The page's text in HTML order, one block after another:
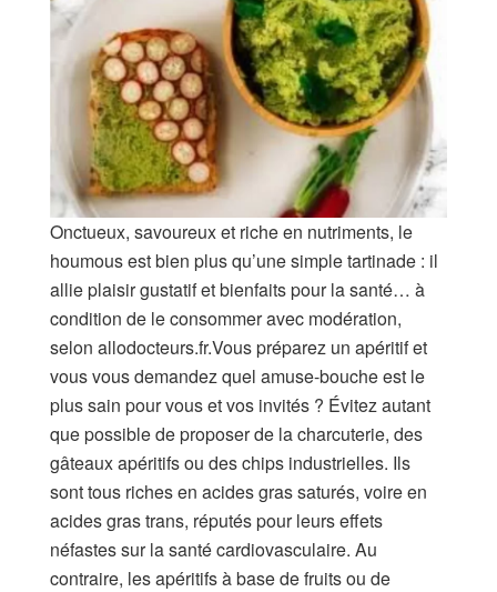
Onctueux, savoureux et riche en nutriments, le
houmous est bien plus qu’une simple tartinade : il
allie plaisir gustatif et bienfaits pour la santé… à
condition de le consommer avec modération,
selon allodocteurs.fr.Vous préparez un apéritif et
vous vous demandez quel amuse-bouche est le
plus sain pour vous et vos invités ? Évitez autant
que possible de proposer de la charcuterie, des
gâteaux apéritifs ou des chips industrielles. Ils
sont tous riches en acides gras saturés, voire en
acides gras trans, réputés pour leurs effets
néfastes sur la santé cardiovasculaire. Au
contraire, les apéritifs à base de fruits ou de